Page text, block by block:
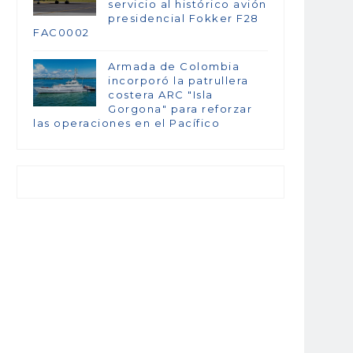
servicio al histórico avión
presidencial Fokker F28
FAC0002
Armada de Colombia
incorporó la patrullera
costera ARC "Isla
Gorgona" para reforzar
las operaciones en el Pacífico